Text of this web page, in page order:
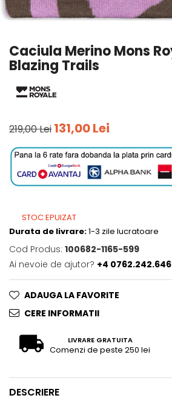
Pantaloni outdoor
Curele
Bustiere
Caciula Merino Mons
Blazing Trails
219,00 Lei 131,00 Lei
STOC EPUIZAT
Durata de livrare:1-3 zile lucratoare
Cod Produs: 100682-1165-599
Ai nevoie de ajutor? +4 0762.242.646
ADAUGA LA FAVORITE
CERE INFORMATII
LIVRARE GRATUITA
Comenzi de peste 250 lei
DESCRIERE